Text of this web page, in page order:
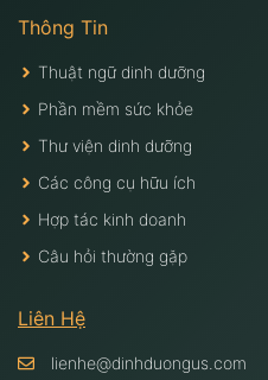
Thông Tin
Thuật ngữ dinh dưỡng
Phần mềm sức khỏe
Thư viện dinh dưỡng
Các công cụ hữu ích
Hợp tác kinh doanh
Câu hỏi thường gặp
Liên Hệ
lienhe@dinhduongus.com